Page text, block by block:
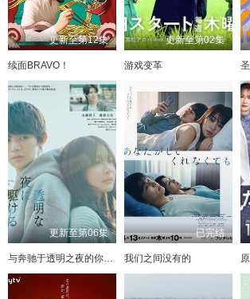
更新至第12集
续面BRAVO！
更新至第02集
游戏变革
更新至第06集
与奔驰于透明之夜的你，谈一场看不见的恋爱。
已完结
我们之间没有的